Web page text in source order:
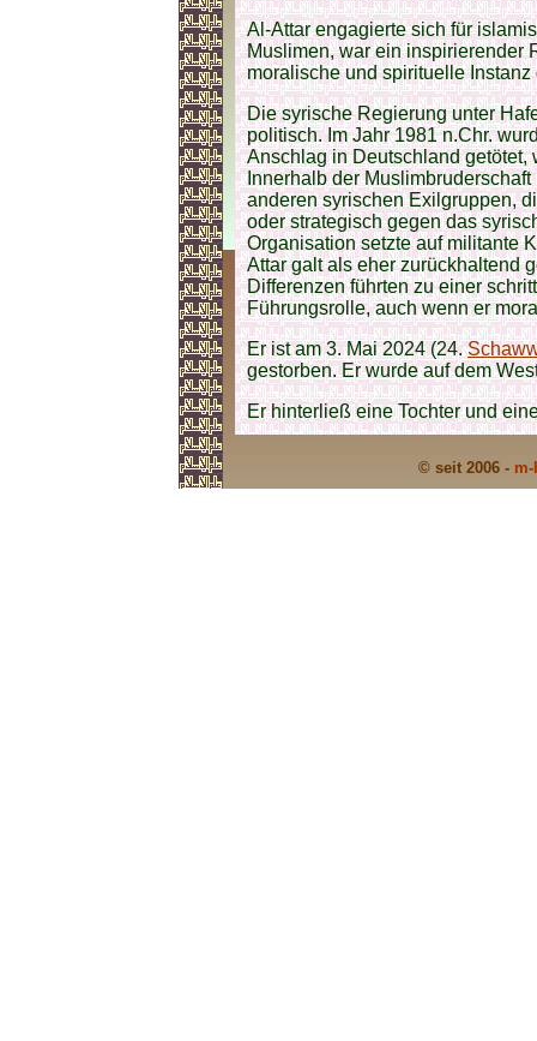
Al-Attar engagierte sich für
Muslimen, war ein inspirierender
moralische und spirituelle Instanz
Die syrische Regierung unter
politisch. Im Jahr 1981 n.Chr.
Anschlag in Deutschland getötet,
Innerhalb der
anderen syrischen Exilgruppen,
oder strategisch gegen das
Organisation setzte auf militante
Attar galt als eher zurückhaltend
Differenzen führten zu einer
Führungsrolle, auch wenn er
Er ist am 3. Mai 2024 (24.
gestorben. Er wurde auf dem
Er hinterließ eine Tochter und
© seit 2006 -